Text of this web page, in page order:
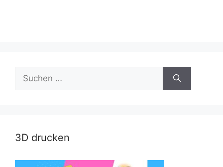
nach:
3D drucken